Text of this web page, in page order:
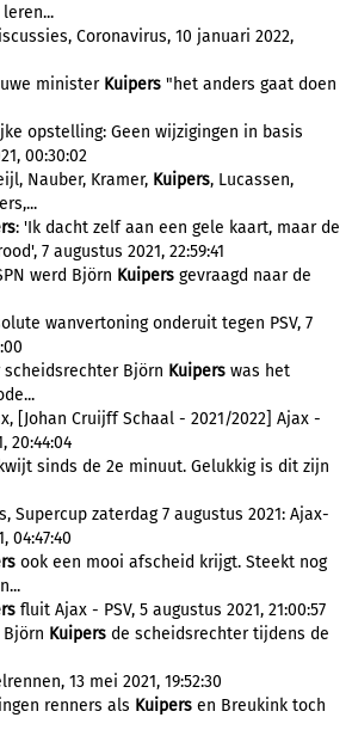
Coronavirus, 10 januari 2022,
minister Kuipers "het anders gaat doen
opstelling: Geen wijzigingen in basis
00:30:02
Nauber, Kramer, Kuipers, Lucassen,
: 'Ik dacht zelf aan een gele kaart, maar de
7 augustus 2021, 22:59:41
werd Björn Kuipers gevraagd naar de
wanvertoning onderuit tegen PSV, 7
scheidsrechter Björn Kuipers was het
[Johan Cruijff Schaal - 2021/2022] Ajax -
20:44:04
sinds de 2e minuut. Gelukkig is dit zijn
Supercup zaterdag 7 augustus 2021: Ajax-
04:47:40
ook een mooi afscheid krijgt. Steekt nog
fluit Ajax - PSV, 5 augustus 2021, 21:00:57
Kuipers de scheidsrechter tijdens de
13 mei 2021, 19:52:30
renners als Kuipers en Breukink toch